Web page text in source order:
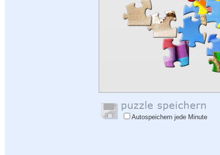
Autospeichern jede Minute